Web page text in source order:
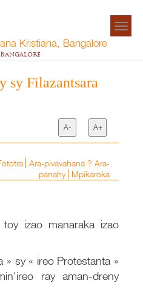
Kristiana, Bangalore
sy Filazantsara
A- A+
Ara-pivavahana ? Ara-
panahy Mpikaroka
izao manaraka izao
» sy « ireo Protestanta »
ray aman-dreny